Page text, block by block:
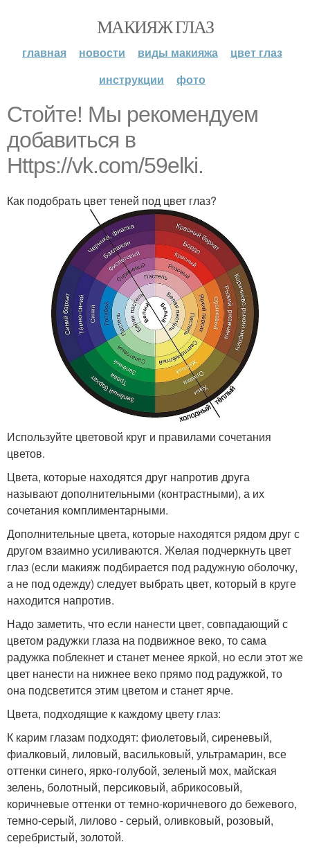
МАКИЯЖ ГЛАЗ
главная новости виды макияжа
цвет глаз
инструкции
фото
Стойте! Мы рекомендуем
добавиться в
Https://vk.com/59elki.
Как подобрать цвет теней под цвет глаз?
Используйте цветовой круг и правилами сочетания
цветов.
Цвета, которые находятся друг напротив друга
называют дополнительными (контрастными), а их
сочетания комплиментарными.
Дополнительные цвета, которые находятся рядом друг с
другом взаимно усиливаются. Желая подчеркнуть цвет
глаз (если макияж подбирается под радужную оболочку,
а не под одежду) следует выбрать цвет, который в круге
находится напротив.
Надо заметить, что если нанести цвет, совпадающий с
цветом радужки глаза на подвижное веко, то сама
радужка поблекнет и станет менее яркой, но если этот же
цвет нанести на нижнее веко прямо под радужкой, то
она подсветится этим цветом и станет ярче.
Цвета, подходящие к каждому цвету глаз:
К карим глазам подходят: фиолетовый, сиреневый,
фиалковый, лиловый, васильковый, ультрамарин, все
оттенки синего, ярко-голубой, зеленый мох, майская
зелень, болотный, персиковый, абрикосовый,
коричневые оттенки от темно-коричневого до бежевого,
темно-серый, лилово - серый, оливковый, розовый,
серебристый, золотой.